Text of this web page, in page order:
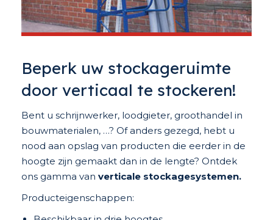
Beperk uw stockageruimte
door verticaal te stockeren!
Bent u schrijnwerker, loodgieter, groothandel in
bouwmaterialen, …? Of anders gezegd, hebt u
nood aan opslag van producten die eerder in de
hoogte zijn gemaakt dan in de lengte? Ontdek
ons gamma van verticale stockagesystemen.
Producteigenschappen: